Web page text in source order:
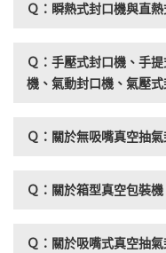
Ｑ：瞬熱式封口機與直
Ｑ：手壓式封口機、手
機、氣動封口機、氣壓
Ｑ：關於無吸嘴真空抽
Ｑ：關於箱型真空包裝
Ｑ：關於吸嘴式真空抽